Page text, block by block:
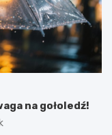
na gołoledź!